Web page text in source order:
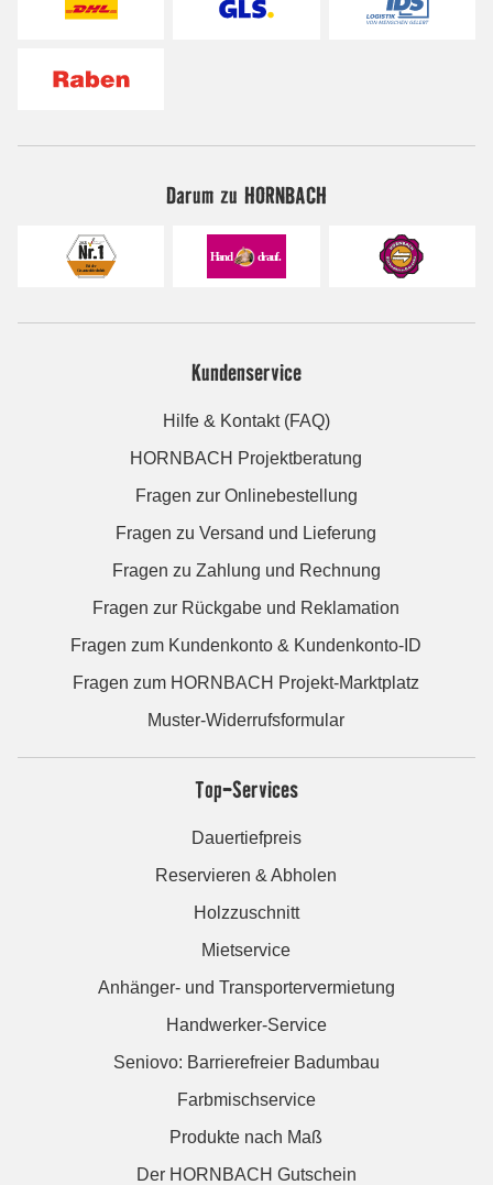
Darum zu HORNBACH
Kundenservice
Hilfe & Kontakt (FAQ)
HORNBACH Projektberatung
Fragen zur Onlinebestellung
Fragen zu Versand und Lieferung
Fragen zu Zahlung und Rechnung
Fragen zur Rückgabe und Reklamation
Fragen zum Kundenkonto & Kundenkonto-ID
Fragen zum HORNBACH Projekt-Marktplatz
Muster-Widerrufsformular
Top-Services
Dauertiefpreis
Reservieren & Abholen
Holzzuschnitt
Mietservice
Anhänger- und Transportervermietung
Handwerker-Service
Seniovo: Barrierefreier Badumbau
Farbmischservice
Produkte nach Maß
Der HORNBACH Gutschein